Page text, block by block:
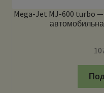
Mega-Jet MJ-600 turbo